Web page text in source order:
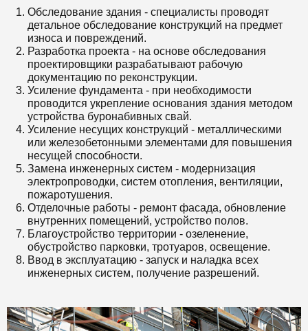
Обследование здания - специалисты проводят
детальное обследование конструкций на предмет
износа и повреждений.
Разработка проекта - на основе обследования
проектировщики разрабатывают рабочую
документацию по реконструкции.
Усиление фундамента - при необходимости
проводится укрепление основания здания методом
устройства буронабивных свай.
Усиление несущих конструкций - металлическими
или железобетонными элементами для повышения
несущей способности.
Замена инженерных систем - модернизация
электропроводки, систем отопления, вентиляции,
пожаротушения.
Отделочные работы - ремонт фасада, обновление
внутренних помещений, устройство полов.
Благоустройство территории - озеленение,
обустройство парковки, тротуаров, освещение.
Ввод в эксплуатацию - запуск и наладка всех
инженерных систем, получение разрешений.